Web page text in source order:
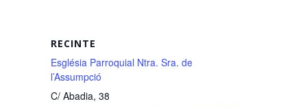
RECINTE
Església Parroquial Ntra. Sra. de
l’Assumpció
C/ Abadia, 38